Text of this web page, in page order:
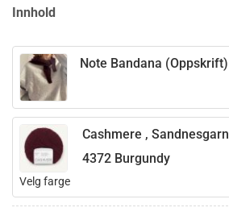
Innhold
Note Bandana (Oppskrift)
Velg farge
Cashmere , Sandnesgarn
4372 Burgundy